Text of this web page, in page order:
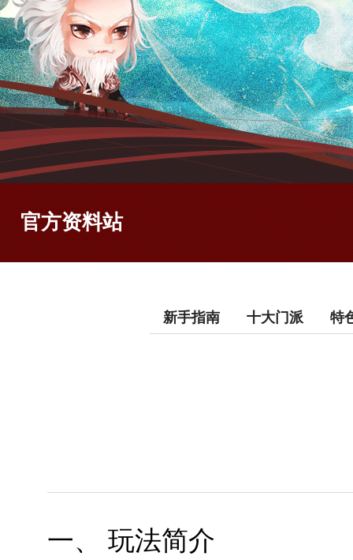
官方资料站
新手指南 十大门派 特
一、 玩法简介